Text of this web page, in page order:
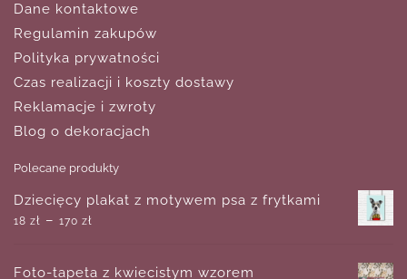
Dane kontaktowe
Regulamin zakupów
Polityka prywatności
Czas realizacji i koszty dostawy
Reklamacje i zwroty
Blog o dekoracjach
Polecane produkty
Dziecięcy plakat z motywem psa z frytkami
18 zł – 170 zł
Foto-tapeta z kwiecistym wzorem